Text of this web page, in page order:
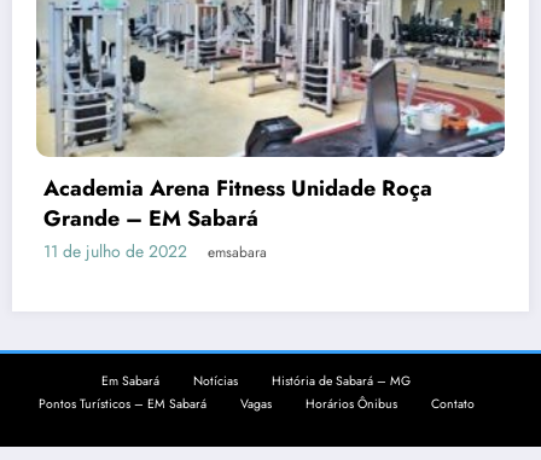
Academia Arena Fitness Unidade Roça
Grande – EM Sabará
11 de julho de 2022 emsabara
História de Sabará – MG
Vagas